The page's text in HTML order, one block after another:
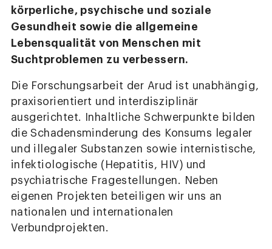
körperliche, psychische und soziale
Gesundheit sowie die allgemeine
Lebensqualität von Menschen mit
Suchtproblemen zu verbessern.
Die Forschungsarbeit der Arud ist unabhängig,
praxisorientiert und interdisziplinär
ausgerichtet. Inhaltliche Schwerpunkte bilden
die Schadensminderung des Konsums legaler
und illegaler Substanzen sowie internistische,
infektiologische (Hepatitis, HIV) und
psychiatrische Fragestellungen. Neben
eigenen Projekten beteiligen wir uns an
nationalen und internationalen
Verbundprojekten.